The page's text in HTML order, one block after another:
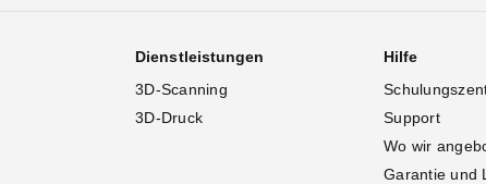
Dienstleistungen
3D-Scanning
3D-Druck
Hilfe
Support
Wo wir
Garantie und